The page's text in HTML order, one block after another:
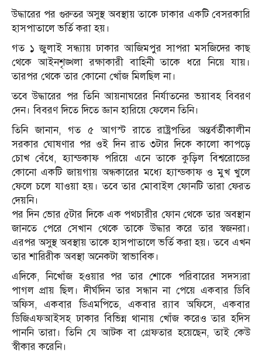
উদ্ধারের পর গুরুতর অসুস্থ অবস্থায় তাকে ঢাকার একটি বেসরকারি
হাসপাতালে ভর্তি করা হয়।
গত ১ জুলাই সন্ধ্যায় ঢাকার আজিমপুর সাপরা মসজিদের কাছ
থেকে আইনশৃঙ্খলা রক্ষাকারী বাহিনী তাকে ধরে নিয়ে যায়।
তারপর থেকে তার কোনো খোঁজ মিলছিল না।
তবে উদ্ধারের পর তিনি আয়নাঘরের নির্যাতনের ভয়াবহ বিবরণ
দেন। বিবরণ দিতে দিতে জ্ঞান হারিয়ে ফেলেন তিনি।
তিনি জানান, গত ৫ আগস্ট রাতে রাষ্ট্রপতির অন্তর্বর্তীকালীন
সরকার ঘোষণার পর ওই দিন রাত ৩টার দিকে কালো কাপড়ে
চোখ বেঁধে, হ্যান্ডকাফ পরিয়ে এনে তাকে কুড়িল বিশ্বরোডের
কোনো একটি জায়গায় অন্ধকারের মধ্যে হ্যান্ডকাফ ও মুখ খুলে
ফেলে চলে যাওয়া হয়। তবে তার মোবাইল ফোনটি তারা ফেরত
দেয়নি।
পর দিন ভোর ৫টার দিকে এক পথচারীর ফোন থেকে তার অবস্থান
জানতে পেরে সেখান থেকে তাকে উদ্ধার করে তার স্বজনরা।
এরপর অসুস্থ অবস্থায় তাকে হাসপাতালে ভর্তি করা হয়। তবে এখন
তার শারিরীক অবস্থা অনেকটা স্বাভাবিক।
এদিকে, নিখোঁজ হওয়ার পর তার শোকে পরিবারের সদস্যরা
পাগল প্রায় ছিল। দীর্ঘদিন তার সন্ধান না পেয়ে একবার ডিবি
অফিস, একবার ডিএমপিতে, একবার র‌্যাব অফিসে, একবার
ডিজিএফআইসহ ঢাকার বিভিন্ন থানায় খোঁজ করেও তার হদিস
পাননি তারা। তিনি যে আটক বা গ্রেফতার হয়েছেন, তাই কেউ
স্বীকার করেনি।